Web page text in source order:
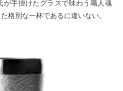
が手掛けたグラスで味わう職人魂
格別な一杯であるに違いない。